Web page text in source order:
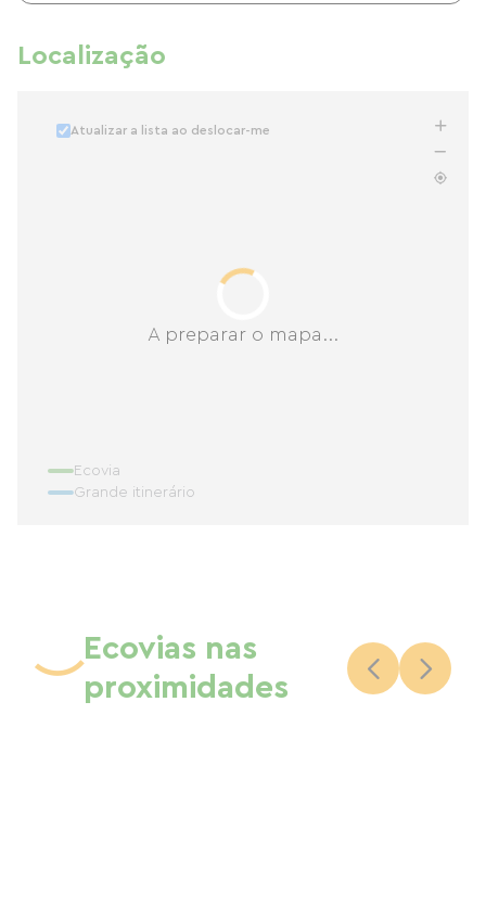
Localização
A preparar o mapa...
Atualizar a lista ao deslocar-me
Ecovia
Grande itinerário
Ecovias nas
proximidades